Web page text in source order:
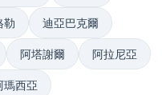
勒 迪亞巴克爾
阿塔謝爾 阿拉尼亞
瑪西亞